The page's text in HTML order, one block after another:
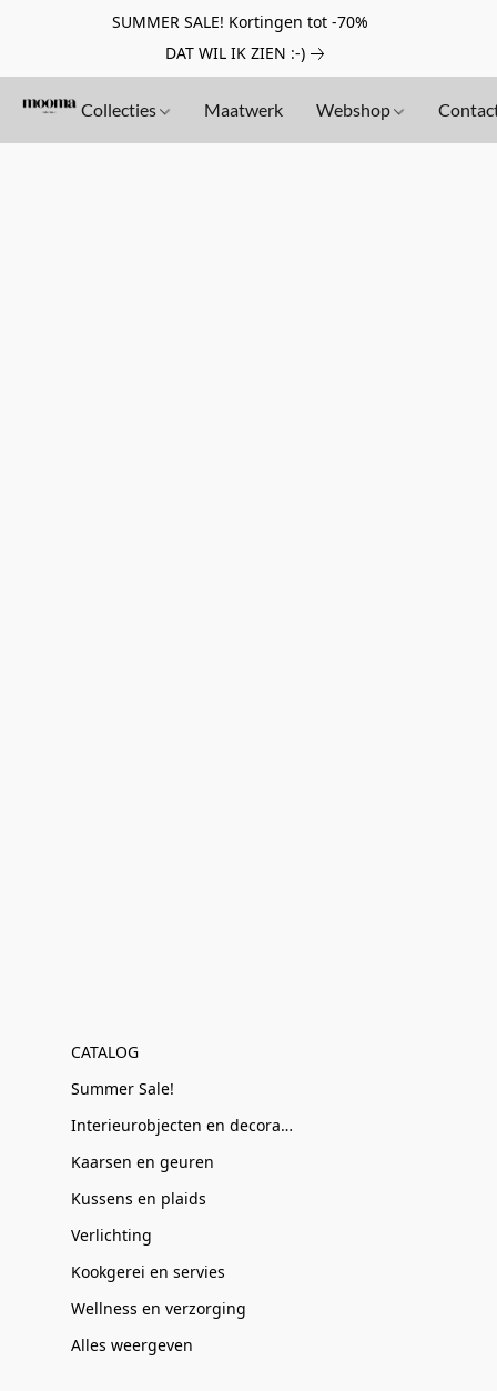
SUMMER SALE! Kortingen tot -70%
DAT WIL IK ZIEN :-)
Collecties Maatwerk Webshop
CATALOG
Summer Sale!
Interieurobjecten en decoratie
Kaarsen en geuren
Kussens en plaids
Verlichting
Kookgerei en servies
Wellness en verzorging
Alles weergeven